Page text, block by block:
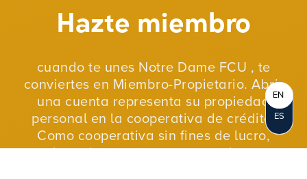
Hazte miembro
cuando te unes Notre Dame FCU , te
conviertes en Miembro-Propietario. Abrir
una cuenta representa su propiedad
personal en la cooperativa de crédito.
Como cooperativa sin fines de lucro,
reinvertimos nuestras ganancias en
ES
EN